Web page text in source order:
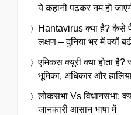
ये कहानी पढ़कर नम हो
Hantavirus क्या है? कैसे
लक्षण – दुनिया भर में क्यों
एमिकस क्यूरी क्या होता है?
भूमिका, अधिकार और
लोकसभा Vs विधानसभा:
जानकारी आसान भाषा में